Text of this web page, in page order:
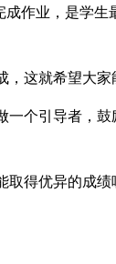
作业，是学
这就希望大
个引导者，
得优异的成